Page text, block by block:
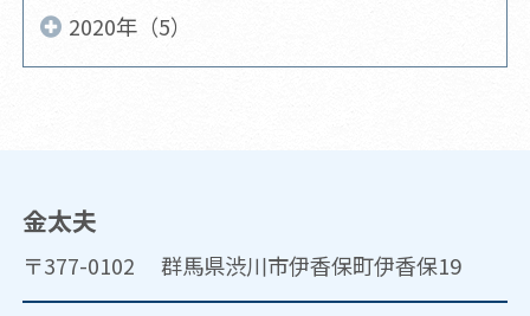
2020年（5）
金太夫
〒377-0102 群馬県渋川市伊香保町伊香保19